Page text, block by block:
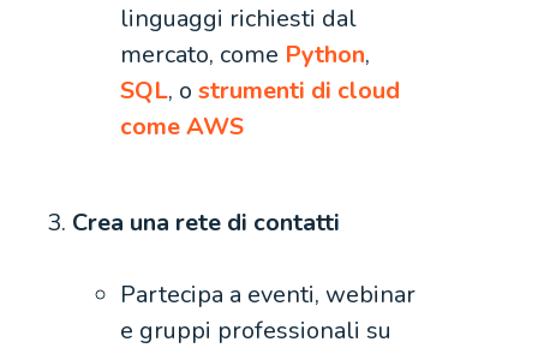
linguaggi richiesti dal
mercato, come Python,
SQL, o strumenti di cloud
come AWS
Crea una rete di contatti
Partecipa a eventi, webinar
e gruppi professionali su